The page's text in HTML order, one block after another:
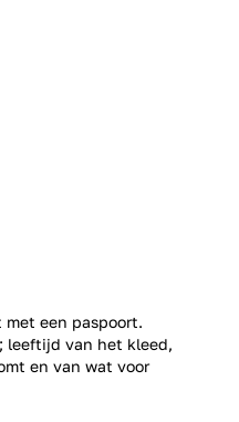
een paspoort.
leeftijd van het kleed,
en van wat voor